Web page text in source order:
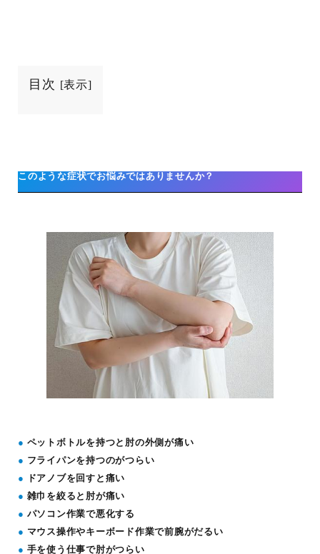
目次 [表示]
このような症状でお悩みではありませんか？
● ペットボトルを持つと肘の外側が痛い
● フライパンを持つのがつらい
●
ドアノブを回すと痛い
● 雑巾を絞ると肘が痛い
● パソコン作業で悪化する
● マウス操作やキーボード作業で前腕がだるい
● 手を使う仕事で肘がつらい